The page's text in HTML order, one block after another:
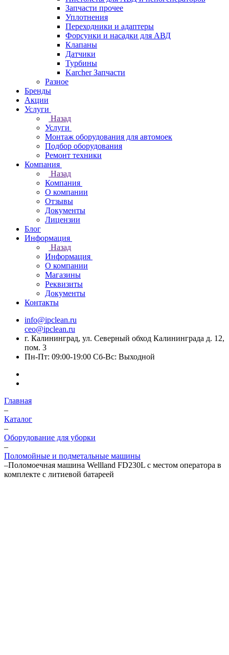
Запчасти прочее
Уплотнения
Переходники и адаптеры
Форсунки и насадки для АВД
Клапаны
Датчики
Турбины
Karcher Запчасти
Разное
Бренды
Акции
Услуги
Назад
Услуги
Монтаж оборудования для автомоек
Подбор оборудования
Ремонт техники
Компания
Назад
Компания
О компании
Отзывы
Документы
Лицензии
Блог
Информация
Назад
Информация
О компании
Магазины
Реквизиты
Документы
Контакты
info@ipclean.ru
ceo@ipclean.ru
г. Калининград, ул. Северный обход Калининграда д. 12,
пом. 3
Пн-Пт: 09:00-19:00 Сб-Вс: Выходной
Главная
–
Каталог
–
Оборудование для уборки
–
Поломойные и подметальные машины
–Поломоечная машина Wellland FD230L с местом оператора в
комплекте с литиевой батареей